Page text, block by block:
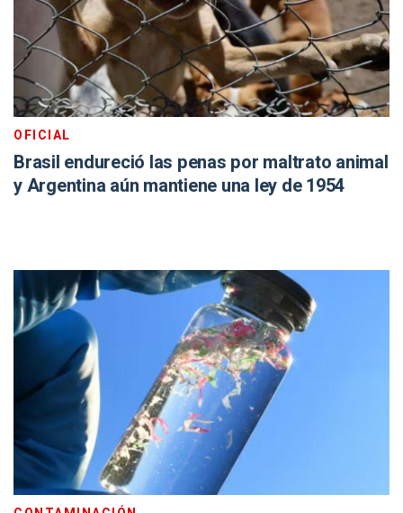
OFICIAL
Brasil endureció las penas por maltrato animal
y Argentina aún mantiene una ley de 1954